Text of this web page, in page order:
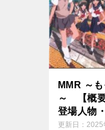
MMR ～
～ 【概要
登場人物
更新日： 2025